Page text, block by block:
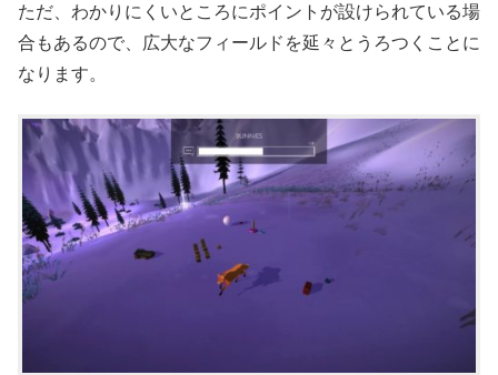
ただ、わかりにくいところにポイントが設けられている場
合もあるので、広大なフィールドを延々とうろつくことに
なります。